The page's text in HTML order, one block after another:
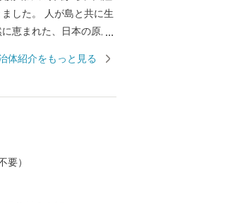
した。 人が島と共に生
恵まれた、日本の原風
た「壱岐焼酎」。 壱岐
人に様々な“実り”をも
体紹介をもっと見る
要）